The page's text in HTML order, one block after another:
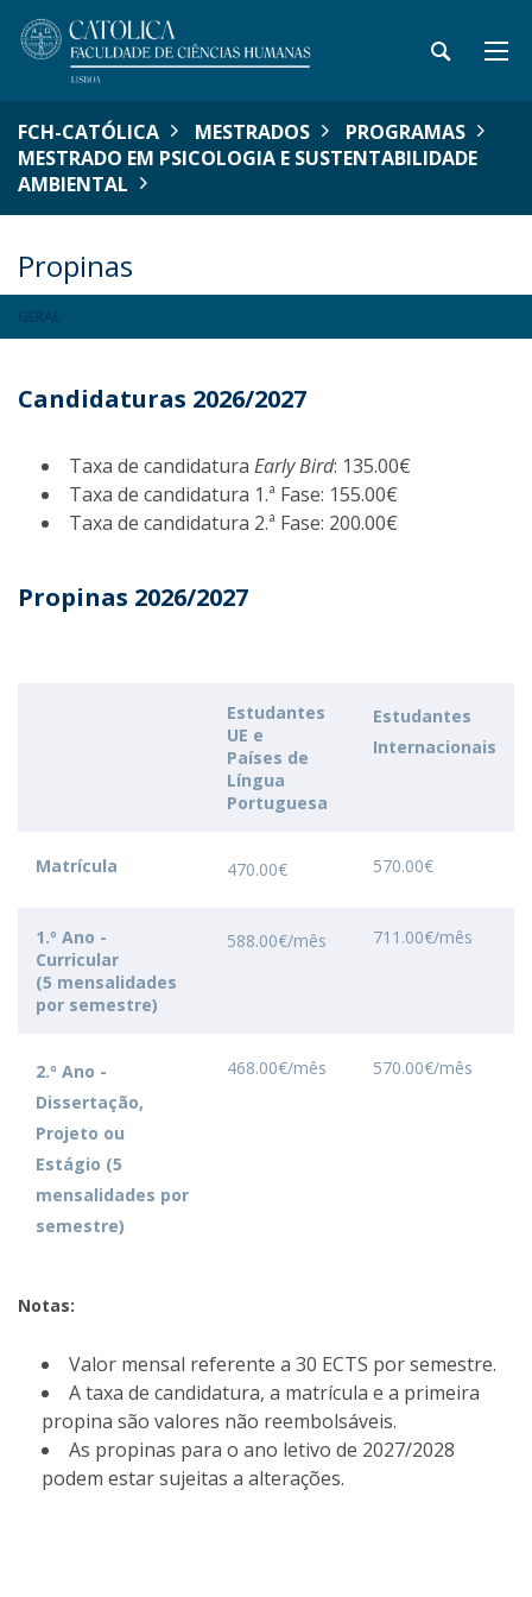
FCH-CATÓLICA MESTRADOS
PROGRAMAS
MESTRADO EM PSICOLOGIA E SUSTENTABILIDADE
AMBIENTAL
Propinas
Candidaturas 2026/2027
Taxa de candidatura Early Bird: 135.00€
Taxa de candidatura 1.ª Fase: 155.00€
Taxa de candidatura 2.ª Fase: 200.00€
Propinas 2026/2027
Estudantes
UE e
Países de
Língua
Portuguesa
Estudantes
Internacionais
Matrícula 470.00€ 570.00€
1.º Ano -
Curricular
(5 mensalidades
por semestre)
588.00€/mês 711.00€/mês
2.º Ano -
Dissertação,
Projeto ou
Estágio (5
mensalidades por
semestre)
468.00€/mês 570.00€/mês
Notas:
Valor mensal referente a 30 ECTS por semestre.
A taxa de candidatura, a matrícula e a primeira
propina são valores não reembolsáveis.
As propinas para o ano letivo de 2027/2028
podem estar sujeitas a alterações.